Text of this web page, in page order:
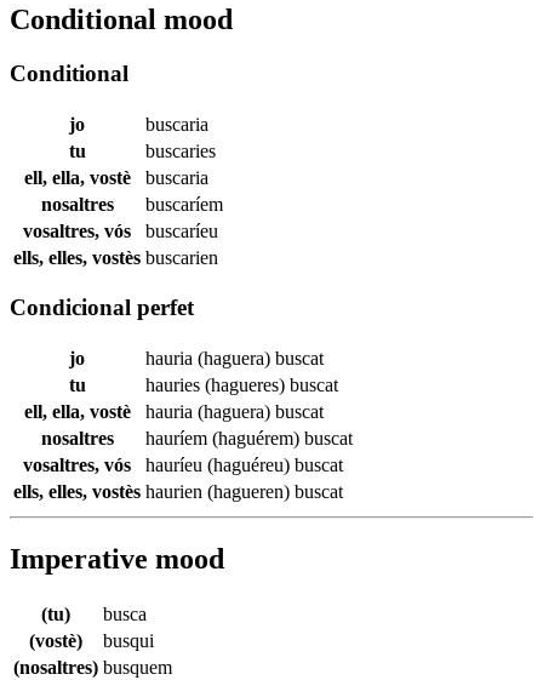
Conditional mood
Conditional
jo
buscaria
tu
buscaries
ell, ella, vostè
buscaria
nosaltres
buscaríem
vosaltres, vós
buscaríeu
ells, elles, vostès buscarien
Condicional perfet
jo hauria (haguera) buscat
tu
hauries (hagueres) buscat
ell, ella, vostè
hauria (haguera) buscat
nosaltres
hauríem (haguérem) buscat
vosaltres, vós
hauríeu (haguéreu) buscat
ells, elles, vostès haurien (hagueren) buscat
Imperative mood
(tu)
busca
(vostè)
busqui
(nosaltres) busquem